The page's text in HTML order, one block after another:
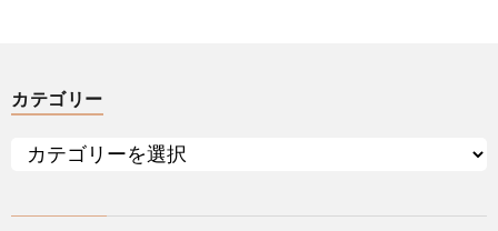
カテゴリー